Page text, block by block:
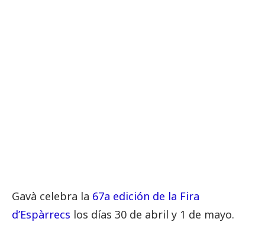
Gavà celebra la 67a edición de la Fira
d’Espàrrecs los días 30 de abril y 1 de mayo.